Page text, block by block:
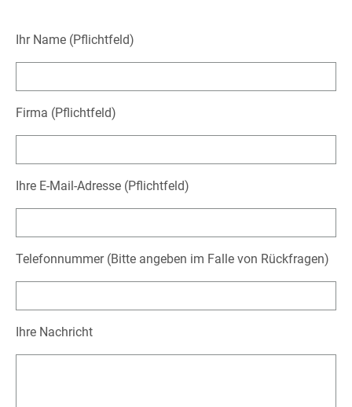
Ihr Name (Pflichtfeld)
Firma (Pflichtfeld)
Ihre E-Mail-Adresse (Pflichtfeld)
Telefonnummer (Bitte angeben im Falle von Rückfragen)
Ihre Nachricht